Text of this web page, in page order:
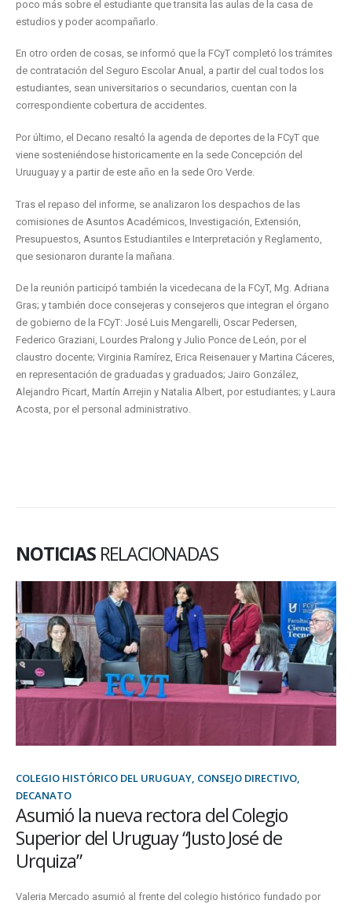
poco más sobre el estudiante que transita las aulas de la casa de
estudios y poder acompañarlo.
En otro orden de cosas, se informó que la FCyT completó los trámites
de contratación del Seguro Escolar Anual, a partir del cual todos los
estudiantes, sean universitarios o secundarios, cuentan con la
correspondiente cobertura de accidentes.
Por último, el Decano resaltó la agenda de deportes de la FCyT que
viene sosteniéndose historicamente en la sede Concepción del
Uruuguay y a partir de este año en la sede Oro Verde.
Tras el repaso del informe, se analizaron los despachos de las
comisiones de Asuntos Académicos, Investigación, Extensión,
Presupuestos, Asuntos Estudiantiles e Interpretación y Reglamento,
que sesionaron durante la mañana.
De la reunión participó también la vicedecana de la FCyT, Mg. Adriana
Gras; y también doce consejeras y consejeros que integran el órgano
de gobierno de la FCyT: José Luis Mengarelli, Oscar Pedersen,
Federico Graziani, Lourdes Pralong y Julio Ponce de León, por el
claustro docente; Virginia Ramírez, Erica Reisenauer y Martina Cáceres,
en representación de graduadas y graduados; Jairo González,
Alejandro Picart, Martín Arrejin y Natalia Albert, por estudiantes; y Laura
Acosta, por el personal administrativo.
NOTICIAS RELACIONADAS
COLEGIO HISTÓRICO DEL URUGUAY, CONSEJO DIRECTIVO,
DECANATO
Asumió la nueva rectora del Colegio
Superior del Uruguay “Justo José de
Urquiza”
Valeria Mercado asumió al frente del colegio histórico fundado por